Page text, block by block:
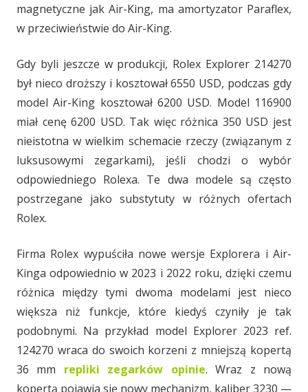
magnetyczne jak Air-King, ma amortyzator Paraflex,
w przeciwieństwie do Air-King.
Gdy byli jeszcze w produkcji, Rolex Explorer 214270
był nieco droższy i kosztował 6550 USD, podczas gdy
model Air-King kosztował 6200 USD. Model 116900
miał cenę 6200 USD. Tak więc różnica 350 USD jest
nieistotna w wielkim schemacie rzeczy (związanym z
luksusowymi zegarkami), jeśli chodzi o wybór
odpowiedniego Rolexa. Te dwa modele są często
postrzegane jako substytuty w różnych ofertach
Rolex.
Firma Rolex wypuściła nowe wersje Explorera i Air-
Kinga odpowiednio w 2023 i 2022 roku, dzięki czemu
różnica między tymi dwoma modelami jest nieco
większa niż funkcje, które kiedyś czyniły je tak
podobnymi. Na przykład model Explorer 2023 ref.
124270 wraca do swoich korzeni z mniejszą kopertą
36 mm repliki zegarków opinie. Wraz z nową
kopertą pojawia się nowy mechanizm, kaliber 3230 —